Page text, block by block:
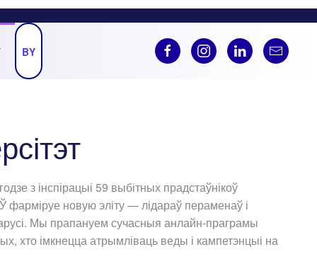
BY
з інспірацыі 59 выбітных прадстаўнікоў
фарміруе новую эліту — лідараў пераменаў і
Мы прапануем сучасныя анлайн-праграмы
хто імкнецца атрымліваць веды і кампетэнцыі на